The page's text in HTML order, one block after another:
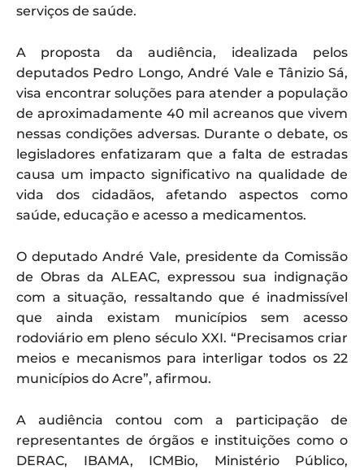
serviços de saúde.
A proposta da audiência, idealizada pelos
deputados Pedro Longo, André Vale e Tânizio Sá,
visa encontrar soluções para atender a população
de aproximadamente 40 mil acreanos que vivem
nessas condições adversas. Durante o debate, os
legisladores enfatizaram que a falta de estradas
causa um impacto significativo na qualidade de
vida dos cidadãos, afetando aspectos como
saúde, educação e acesso a medicamentos.
O deputado André Vale, presidente da Comissão
de Obras da ALEAC, expressou sua indignação
com a situação, ressaltando que é inadmissível
que ainda existam municípios sem acesso
rodoviário em pleno século XXI. “Precisamos criar
meios e mecanismos para interligar todos os 22
municípios do Acre”, afirmou.
A audiência contou com a participação de
representantes de órgãos e instituições como o
DERAC, IBAMA, ICMBio, Ministério Público,